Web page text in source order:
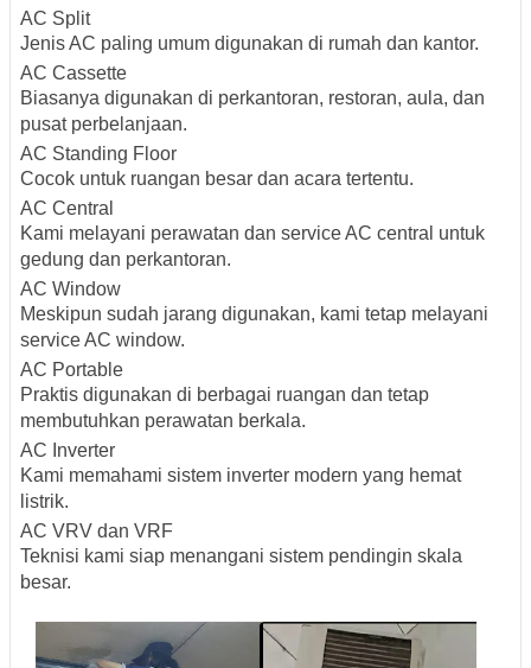
AC Split
Jenis AC paling umum digunakan di rumah dan kantor.
AC Cassette
Biasanya digunakan di perkantoran, restoran, aula, dan
pusat perbelanjaan.
AC Standing Floor
Cocok untuk ruangan besar dan acara tertentu.
AC Central
Kami melayani perawatan dan service AC central untuk
gedung dan perkantoran.
AC Window
Meskipun sudah jarang digunakan, kami tetap melayani
service AC window.
AC Portable
Praktis digunakan di berbagai ruangan dan tetap
membutuhkan perawatan berkala.
AC Inverter
Kami memahami sistem inverter modern yang hemat
listrik.
AC VRV dan VRF
Teknisi kami siap menangani sistem pendingin skala
besar.